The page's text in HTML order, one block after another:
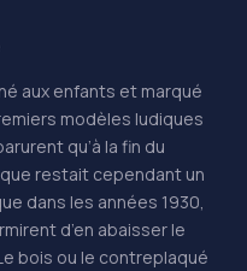
aux enfants et marqué
modèles ludiques
qu’à la fin du
restait cependant un
dans les années 1930,
d’en abaisser le
bois ou le contreplaqué